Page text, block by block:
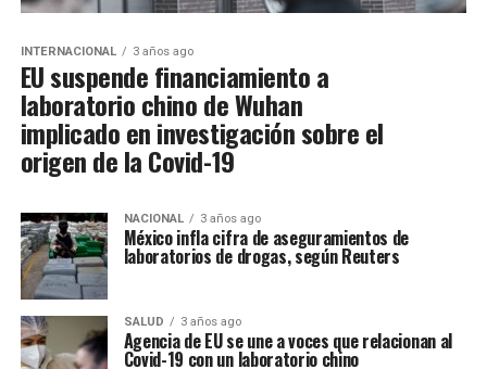
INTERNACIONAL 3 años ago
EU suspende financiamiento a
laboratorio chino de Wuhan
implicado en investigación sobre el
origen de la Covid-19
NACIONAL 3 años ago
México infla cifra de aseguramientos de
laboratorios de drogas, según Reuters
SALUD 3 años ago
Agencia de EU se une a voces que relacionan al
Covid-19 con un laboratorio chino